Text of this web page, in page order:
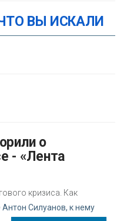
ВЫ ИСКАЛИ
- «Лента
кризиса. Как
Силуанов, к нему